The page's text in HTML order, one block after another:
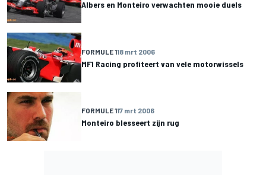
Albers en Monteiro verwachten mooie duels
FORMULE 118 mrt 2006
MF1 Racing profiteert van vele motorwissels
FORMULE 117 mrt 2006
Monteiro blesseert zijn rug